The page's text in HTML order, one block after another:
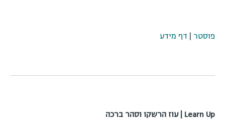
פוסטר | דף מידע
Learn Up | עוז הרשקו וסהר ברכה